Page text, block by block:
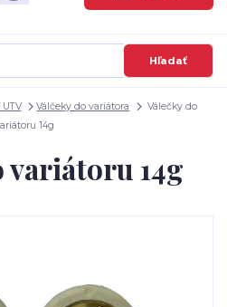
Hľadať
UTV Válčeky do variátora
Válečky do
14g
variátoru 14g